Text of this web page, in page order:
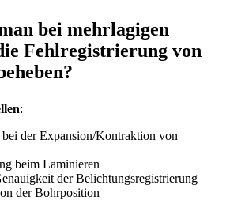
bei mehrlagigen
Fehlregistrierung von
:
der Expansion/Kontraktion von
beim Laminieren
der Belichtungsregistrierung
der Bohrposition